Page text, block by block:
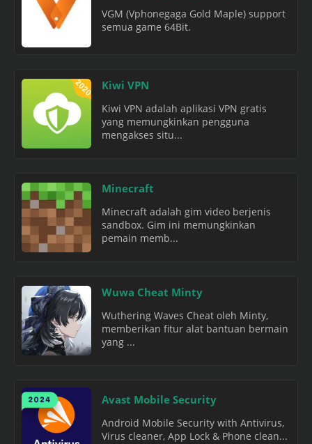
VGM (Vphonegaga Gold Maple) support
semua game 64Bit.
Kiwi VPN
Kiwi VPN adalah aplikasi VPN gratis
yang memungkinkan pengguna
mengakses situ...
Minecraft
Minecraft adalah gim video berjenis
sandbox. Gim ini memungkinkan
pemain memb...
Wuwa Cheat Minty
Wuthering Waves Cheat oleh Minty,
memberikan fitur alat bantuan bermain
yang ...
Avast Mobile Security
Android Mobile Security with Antivirus,
Virus cleaner, App Lock & Phone clean...